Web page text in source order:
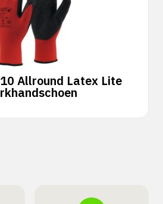
Allround Latex Lite